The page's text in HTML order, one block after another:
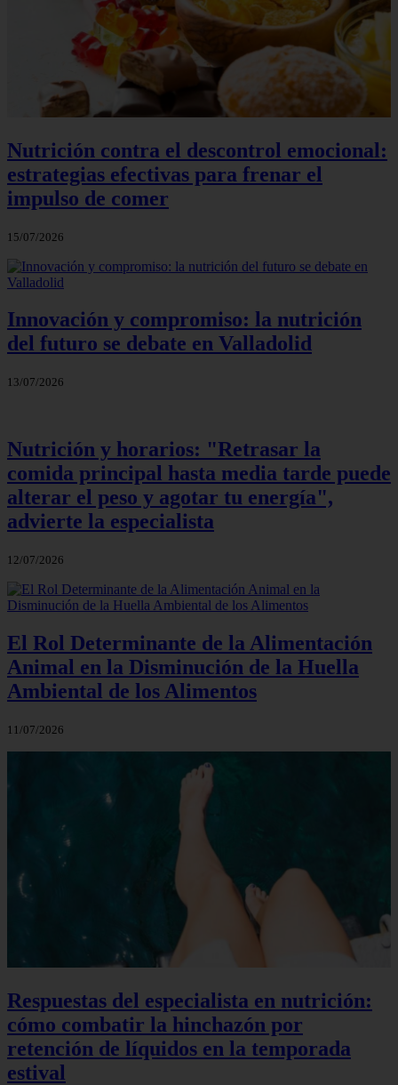
Nutrición contra el descontrol emocional:
estrategias efectivas para frenar el
impulso de comer
15/07/2026
Innovación y compromiso: la nutrición
del futuro se debate en Valladolid
13/07/2026
Nutrición y horarios: "Retrasar la
comida principal hasta media tarde puede
alterar el peso y agotar tu energía",
advierte la especialista
12/07/2026
El Rol Determinante de la Alimentación
Animal en la Disminución de la Huella
Ambiental de los Alimentos
11/07/2026
Respuestas del especialista en nutrición:
cómo combatir la hinchazón por
retención de líquidos en la temporada
estival